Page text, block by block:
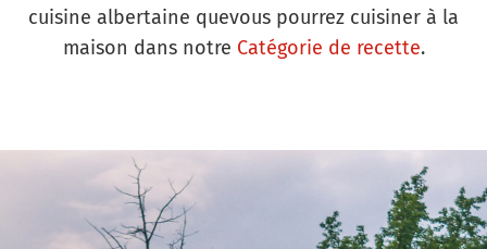
cuisine albertaine quevous pourrez cuisiner à la
maison dans notre Catégorie de recette.